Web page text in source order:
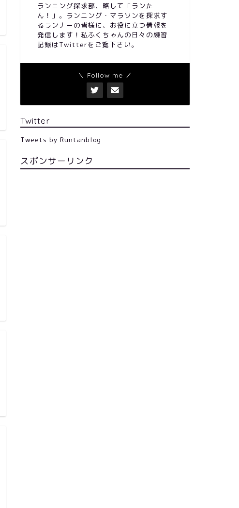
ランニング探求部、略して「ランた
ん！」。ランニング・マラソンを探求す
るランナーの皆様に、お役に立つ情報を
発信します！私ふくちゃんの日々の練習
記録はTwitterをご覧下さい。
＼ Follow me ／
Twitter
Tweets by Runtanblog
スポンサーリンク